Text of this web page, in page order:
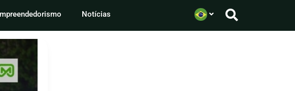
Notícias